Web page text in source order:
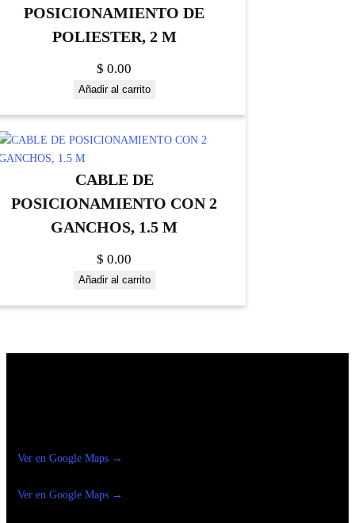
POSICIONAMIENTO DE
POLIESTER, 2 M
$ 0.00
Añadir al carrito
CABLE DE
POSICIONAMIENTO CON 2
GANCHOS, 1.5 M
$ 0.00
Añadir al carrito
Ver en Google Maps →
Ver en Google Maps →